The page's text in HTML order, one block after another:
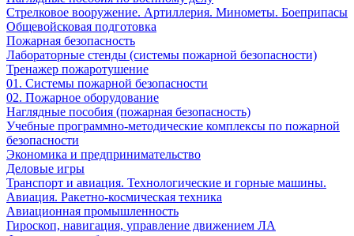
Стрелковое вооружение. Артиллерия. Минометы. Боеприпасы
Общевойсковая подготовка
Пожарная безопасность
Лабораторные стенды (системы пожарной безопасности)
Тренажер пожаротушение
01. Системы пожарной безопасности
02. Пожарное оборудование
Наглядные пособия (пожарная безопасность)
Учебные программно-методические комплексы по пожарной
безопасности
Экономика и предпринимательство
Деловые игры
Транспорт и авиация. Технологические и горные машины.
Авиация. Ракетно-космическая техника
Авиационная промышленность
Гироскоп, навигация, управление движением ЛА